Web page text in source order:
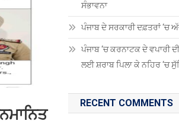
ਸੰਭਾਵਨਾ
ਪੰਜਾਬ ਦੇ ਸਰਕਾਰੀ ਦਫ਼ਤਰਾਂ ‘ਚ
ਪੰਜਾਬ ‘ਚ ਕਰਨਾਟਕ ਦੇ ਵਪਾਰੀ
ਲਈ ਸ਼ਰਾਬ ਪਿਲਾ ਕੇ ਨਹਿਰ ‘ਚ
RECENT COMMENTS